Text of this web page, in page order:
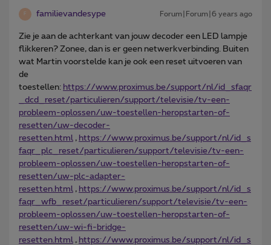
F familievandesype Forum|Forum|6 years ago
Zie je aan de achterkant van jouw decoder een LED lampje
flikkeren? Zonee, dan is er geen netwerkverbinding. Buiten
wat Martin voorstelde kan je ook een reset uitvoeren van
de
toestellen: https://www.proximus.be/support/nl/id_sfaqr
_dcd_reset/particulieren/support/televisie/tv-een-
probleem-oplossen/uw-toestellen-heropstarten-of-
resetten/uw-decoder-
resetten.html , https://www.proximus.be/support/nl/id_s
faqr_plc_reset/particulieren/support/televisie/tv-een-
probleem-oplossen/uw-toestellen-heropstarten-of-
resetten/uw-plc-adapter-
resetten.html , https://www.proximus.be/support/nl/id_s
faqr_wfb_reset/particulieren/support/televisie/tv-een-
probleem-oplossen/uw-toestellen-heropstarten-of-
resetten/uw-wi-fi-bridge-
resetten.html , https://www.proximus.be/support/nl/id_s